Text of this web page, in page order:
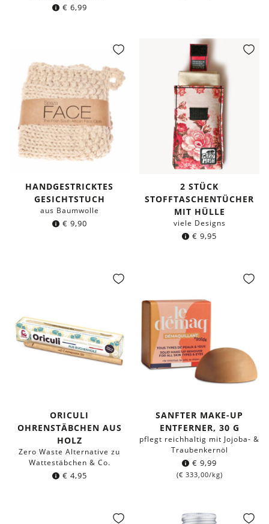
€ 6,99
HANDGESTRICKTES
GESICHTSTUCH
aus Baumwolle
€ 9,90
2 STÜCK
STOFFTASCHENTÜCHER
MIT HÜLLE
viele Designs
€ 9,95
ORICULI
OHRENSTÄBCHEN AUS
HOLZ
Zero Waste Alternative zu
Wattestäbchen & Co.
€ 4,95
SANFTER MAKE-UP
ENTFERNER, 30 G
pflegt reichhaltig mit Jojoba- &
Traubenkernöl
€ 9,99
(€ 333,00/kg)